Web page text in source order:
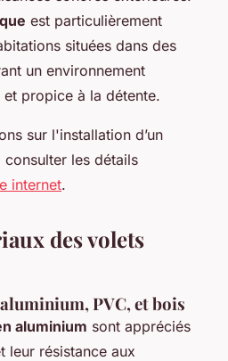
est particulièrement
situées dans des
un environnement
propice à la détente.
sur l'installation d’un
les détails
internet.
des volets
PVC, et bois
aluminium sont appréciés
leur résistance aux